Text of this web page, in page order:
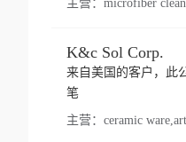
主营： microfiber
K&c Sol Corp.
来自美国的客户，此
笔
主营： ceramic